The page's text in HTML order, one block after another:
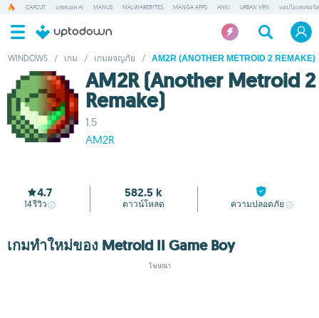
CAPCUT แชทบอท AI MANUS MALWAREBYTES MANGA APPS ANKI URBAN VPN แอปโอเพนซอร์ส
WINDOWS / เกม / เกมผจญภัย / AM2R (ANOTHER METROID 2 REMAKE)
AM2R (Another Metroid 2
Remake)
1.5
AM2R
4.7
14รีวิว
582.5 k
ดาวน์โหลด ความปลอดภัย
เกมทำใหม่ของ Metroid II Game Boy
โฆษณา